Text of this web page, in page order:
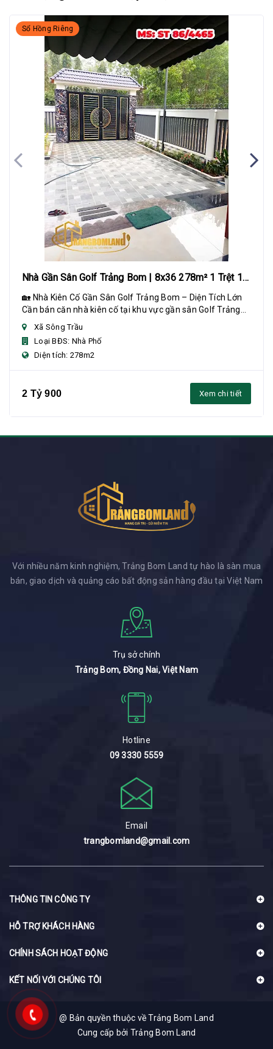
Sổ Hồng Riêng
Nhà Gần Sân Golf Trảng Bom | 8x36 278m² 1 Trệt 1
Lửng
🏡 Nhà Kiên Cố Gần Sân Golf Trảng Bom – Diện Tích Lớn
Cần bán căn nhà kiên cố tại khu vực gần sân Golf Trảng
Bom, diện tích rộng, phù hợp gia đình...
Xã Sông Trầu
Loại BĐS: Nhà Phố
Diện tích: 278m2
2 Tỷ 900 Xem chi tiết
Với nhiều năm kinh nghiệm, Trảng Bom Land tự hào là sàn mua
bán, giao dịch và quảng cáo bất động sản hàng đầu tại Việt Nam
Trụ sở chính
Trảng Bom, Đồng Nai, Việt Nam
Hotline
09 3330 5559
Email
trangbomland@gmail.com
THÔNG TIN CÔNG TY
HỖ TRỢ KHÁCH HÀNG
CHÍNH SÁCH HOẠT ĐỘNG
KẾT NỐI VỚI CHÚNG TÔI
@ Bản quyền thuộc về Trảng Bom Land
Cung cấp bởi Trảng Bom Land